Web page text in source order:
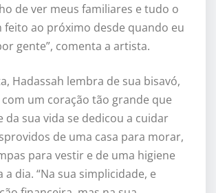
de ver meus familiares e tudo o
feito ao próximo desde quando eu
gente”, comenta a artista.
Hadassah lembra de sua bisavó,
um coração tão grande que
da sua vida se dedicou a cuidar
de uma casa para morar,
para vestir e de uma higiene
a dia. “Na sua simplicidade, e